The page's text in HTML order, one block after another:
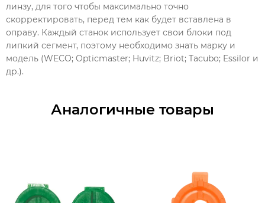
линзу, для того чтобы максимально точно
скорректировать, перед тем как будет вставлена в
оправу. Каждый станок использует свои блоки под
липкий сегмент, поэтому необходимо знать марку и
модель (WECO; Opticmaster; Huvitz; Briot; Tacubo; Essilor и
др.).
Аналогичные товары